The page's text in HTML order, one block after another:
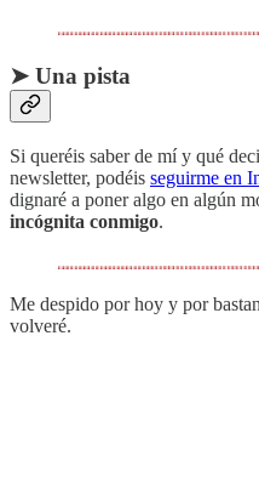
➤ Una pista
Si queréis saber de mí y qué
newsletter, podéis seguirme en
dignaré a poner algo en algún
incógnita conmigo.
Me despido por hoy y por
volveré.